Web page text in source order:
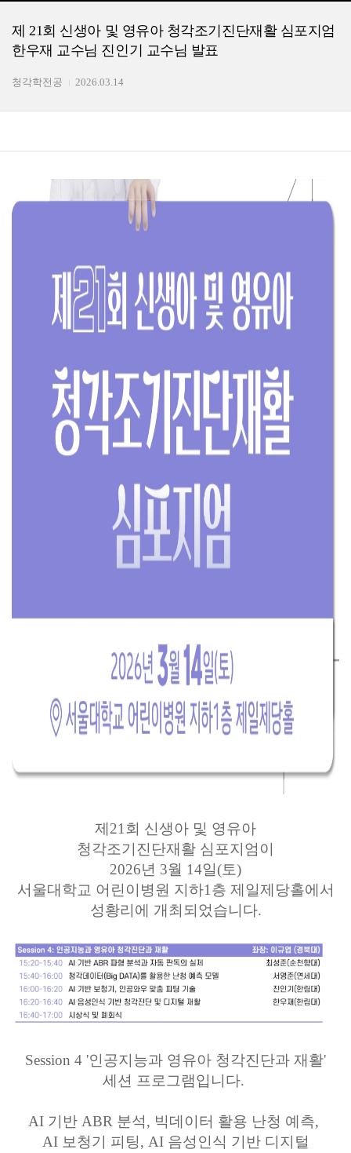
제 21회 신생아 및 영유아 청각조기진단재활 심포지엄
한우재 교수님 진인기 교수님 발표
청각학전공 2026.03.14
제21회 신생아 및 영유아
청각조기진단재활 심포지엄이
2026년 3월 14일(토)
서울대학교 어린이병원 지하1층 제일제당홀에서
성황리에 개최되었습니다.
Session 4 '인공지능과 영유아 청각진단과 재활'
세션 프로그램입니다.
AI 기반 ABR 분석, 빅데이터 활용 난청 예측,
AI 보청기 피팅, AI 음성인식 기반 디지털